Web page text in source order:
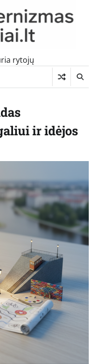
rytojų
ir idėjos